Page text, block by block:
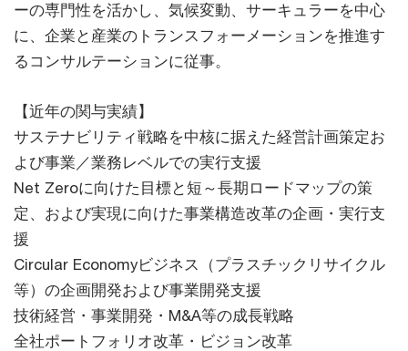
ーの専門性を活かし、気候変動、サーキュラーを中心
に、企業と産業のトランスフォーメーションを推進す
るコンサルテーションに従事。
【近年の関与実績】
サステナビリティ戦略を中核に据えた経営計画策定お
よび事業／業務レベルでの実行支援
Net Zeroに向けた目標と短～長期ロードマップの策
定、および実現に向けた事業構造改革の企画・実行支
援
Circular Economyビジネス（プラスチックリサイクル
等）の企画開発および事業開発支援
技術経営・事業開発・M&A等の成長戦略
全社ポートフォリオ改革・ビジョン改革